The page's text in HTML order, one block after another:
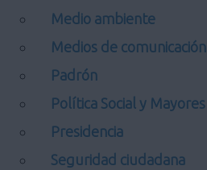
Medio ambiente
Medios de comunicación
Padrón
Política Social y Mayores
Presidencia
Seguridad ciudadana